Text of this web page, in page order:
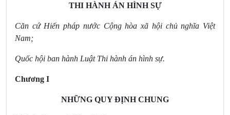
THI HÀNH ÁN HÌNH SỰ
Căn cứ Hiến pháp nước Cộng hòa xã hội chủ nghĩa Việt
Nam;
Quốc hội ban hành Luật Thi hành án hình sự.
Chương I
NHỮNG QUY ĐỊNH CHUNG